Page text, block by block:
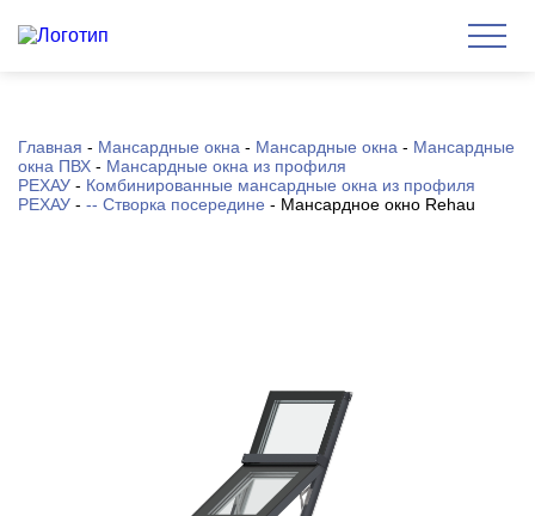
Главная - Мансардные окна - Мансардные окна - Мансардные
окна ПВХ - Мансардные окна из профиля
РЕХАУ - Комбинированные мансардные окна из профиля
РЕХАУ - -- Створка посередине - Мансардное окно Rehau